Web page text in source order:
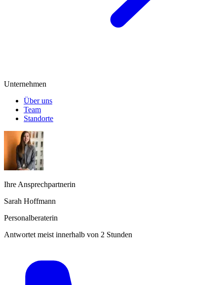
Unternehmen
Über uns
Team
Standorte
Ihre Ansprechpartnerin
Sarah Hoffmann
Personalberaterin
Antwortet meist innerhalb von 2 Stunden